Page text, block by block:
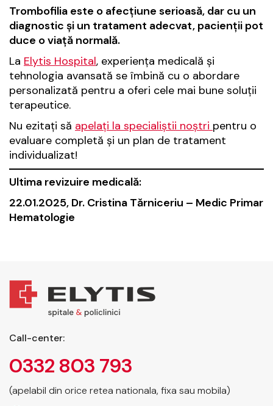
Trombofilia este o afecțiune serioasă, dar cu un
diagnostic și un tratament adecvat, pacienții pot
duce o viață normală.
La Elytis Hospital, experiența medicală și
tehnologia avansată se îmbină cu o abordare
personalizată pentru a oferi cele mai bune soluții
terapeutice.
Nu ezitați să apelați la specialiștii noștri pentru o
evaluare completă și un plan de tratament
individualizat!
Ultima revizuire medicală:
22.01.2025, Dr. Cristina Tărniceriu – Medic Primar
Hematologie
Call-center:
0332 803 793
(apelabil din orice retea nationala, fixa sau mobila)